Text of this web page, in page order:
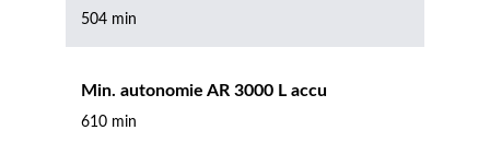
504 min
Min. autonomie AR 3000 L accu
610 min